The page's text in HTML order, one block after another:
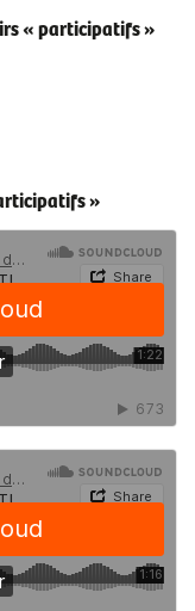
« participatifs »
»